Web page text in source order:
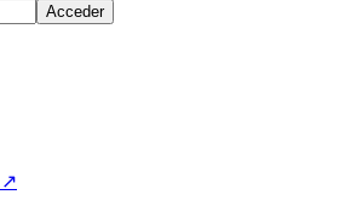
Acceder
↗